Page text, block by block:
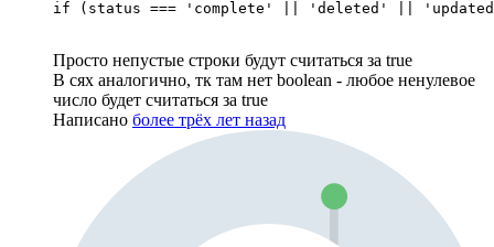
if (status === 'complete' || 'deleted' ||
Просто непустые строки будут считаться за true
В сях аналогично, тк там нет boolean - любое ненулевое
число будет считаться за true
Написано более трёх лет назад